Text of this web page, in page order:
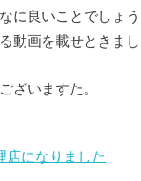
に良いことでしょう
動画を載せときまし
ざいますた。
店になりました